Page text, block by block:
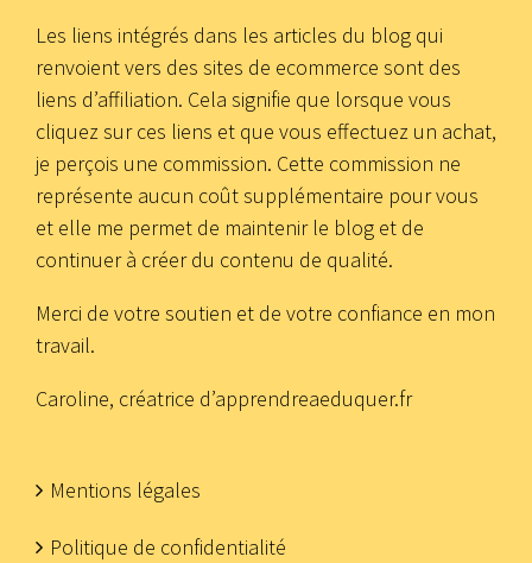
Les liens intégrés dans les articles du blog qui
renvoient vers des sites de ecommerce sont des
liens d’affiliation. Cela signifie que lorsque vous
cliquez sur ces liens et que vous effectuez un achat,
je perçois une commission. Cette commission ne
représente aucun coût supplémentaire pour vous
et elle me permet de maintenir le blog et de
continuer à créer du contenu de qualité.
Merci de votre soutien et de votre confiance en mon
travail.
Caroline, créatrice d’apprendreaeduquer.fr
Mentions légales
Politique de confidentialité